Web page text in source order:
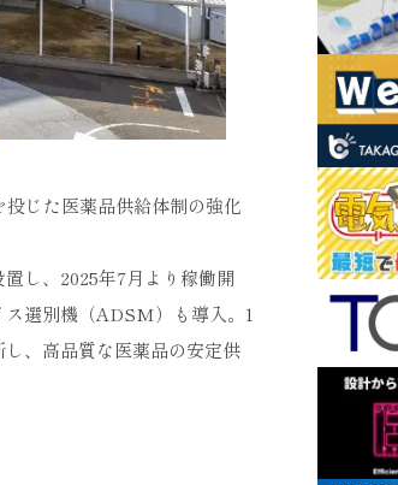
じた医薬品供給体制の強化
し、2025年7月より稼働開
選別機（ADSM）も導入。1
、高品質な医薬品の安定供